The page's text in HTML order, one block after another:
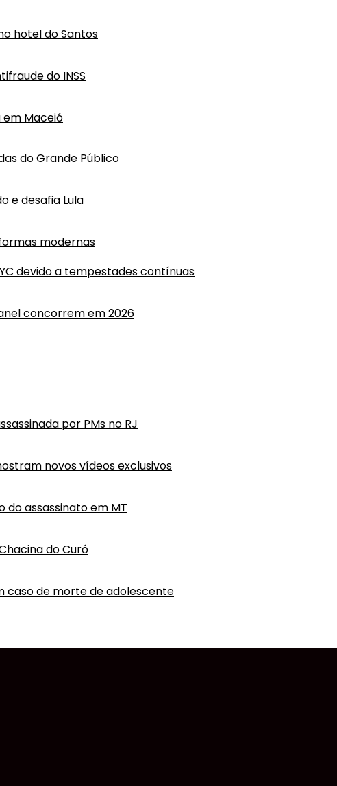
hotel do Santos
do INSS
Maceió
do Grande Público
e desafia Lula
modernas
devido a tempestades contínuas
concorrem em 2026
por PMs no RJ
novos vídeos exclusivos
do assassinato em MT
do Curó
caso de morte de adolescente